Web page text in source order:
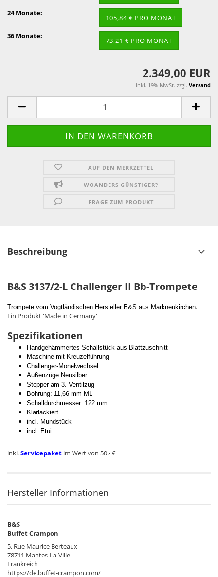
24 Monate:
105,84 € PRO MONAT
36 Monate:
73,21 € PRO MONAT
2.349,00 EUR
inkl. 19% MwSt. zzgl. Versand
AUF DEN MERKZETTEL
WOANDERS GÜNSTIGER?
FRAGE ZUM PRODUKT
Beschreibung
B&S 3137/2-L Challenger II Bb-Trompete
Trompete vom Vogtländischen Hersteller B&S aus Markneukirchen.
Ein Produkt 'Made in Germany'
Spezifikationen
Handgehämmertes Schallstück aus Blattzuschnitt
Maschine mit Kreuzelführung
Challenger-Monelwechsel
Außenzüge Neusilber
Stopper am 3. Ventilzug
Bohrung: 11,66 mm ML
Schalldurchmesser: 122 mm
Klarlackiert
incl. Mundstück
incl. Etui
inkl.Servicepaket im Wert von 50.- €
Hersteller Informationen
B&S
Buffet Crampon
5, Rue Maurice Berteaux
78711 Mantes-La-Ville
Frankreich
https://de.buffet-crampon.com/